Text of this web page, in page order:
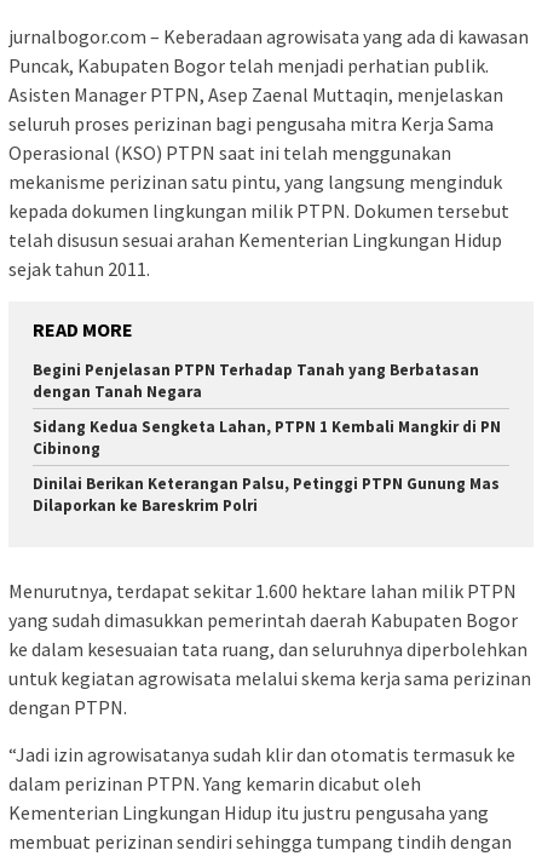
jurnalbogor.com – Keberadaan agrowisata yang ada di kawasan
Puncak, Kabupaten Bogor telah menjadi perhatian publik.
Asisten Manager PTPN, Asep Zaenal Muttaqin, menjelaskan
seluruh proses perizinan bagi pengusaha mitra Kerja Sama
Operasional (KSO) PTPN saat ini telah menggunakan
mekanisme perizinan satu pintu, yang langsung menginduk
kepada dokumen lingkungan milik PTPN. Dokumen tersebut
telah disusun sesuai arahan Kementerian Lingkungan Hidup
sejak tahun 2011.
READ MORE
Begini Penjelasan PTPN Terhadap Tanah yang Berbatasan
dengan Tanah Negara
Sidang Kedua Sengketa Lahan, PTPN 1 Kembali Mangkir di PN
Cibinong
Dinilai Berikan Keterangan Palsu, Petinggi PTPN Gunung Mas
Dilaporkan ke Bareskrim Polri
Menurutnya, terdapat sekitar 1.600 hektare lahan milik PTPN
yang sudah dimasukkan pemerintah daerah Kabupaten Bogor
ke dalam kesesuaian tata ruang, dan seluruhnya diperbolehkan
untuk kegiatan agrowisata melalui skema kerja sama perizinan
dengan PTPN.
“Jadi izin agrowisatanya sudah klir dan otomatis termasuk ke
dalam perizinan PTPN. Yang kemarin dicabut oleh
Kementerian Lingkungan Hidup itu justru pengusaha yang
membuat perizinan sendiri sehingga tumpang tindih dengan